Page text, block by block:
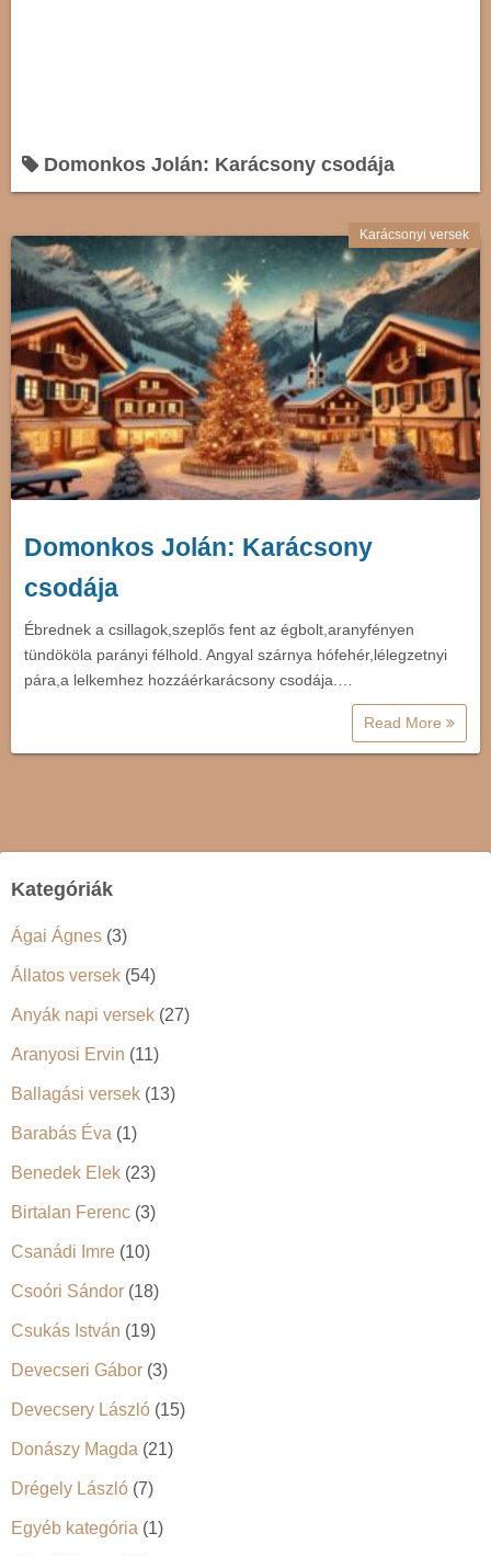
Domonkos Jolán: Karácsony csodája
Karácsonyi versek
Domonkos Jolán: Karácsony
csodája
Ébrednek a csillagok,szeplős fent az égbolt,aranyfényen
tündököla parányi félhold. Angyal szárnya hófehér,lélegzetnyi
pára,a lelkemhez hozzáérkarácsony csodája.…
Read More
Kategóriák
Ágai Ágnes (3)
Állatos versek (54)
Anyák napi versek (27)
Aranyosi Ervin (11)
Ballagási versek (13)
Barabás Éva (1)
Benedek Elek (23)
Birtalan Ferenc (3)
Csanádi Imre (10)
Csoóri Sándor (18)
Csukás István (19)
Devecseri Gábor (3)
Devecsery László (15)
Donászy Magda (21)
Drégely László (7)
Egyéb kategória (1)